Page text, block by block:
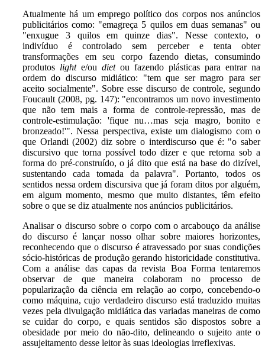
Atualmente há um emprego político dos corpos nos anúncios
publicitários como: "emagreça 5 quilos em duas semanas" ou
"enxugue 3 quilos em quinze dias". Nesse contexto, o
indivíduo é controlado sem perceber e tenta obter
transformações em seu corpo fazendo dietas, consumindo
produtos lighte/ou dietou fazendo plásticas para entrar na
ordem do discurso midiático: "tem que ser magro para ser
aceito socialmente". Sobre esse discurso de controle, segundo
Foucault (2008, pg. 147): "encontramos um novo investimento
que não tem mais a forma de controle-repressão, mas de
controle-estimulação: 'fique nu…mas seja magro, bonito e
bronzeado!'". Nessa perspectiva, existe um dialogismo com o
que Orlandi (2002) diz sobre o interdiscurso que é: "o saber
discursivo que torna possível todo dizer e que retorna sob a
forma do pré-construído, o já dito que está na base do dizível,
sustentando cada tomada da palavra". Portanto, todos os
sentidos nessa ordem discursiva que já foram ditos por alguém,
em algum momento, mesmo que muito distantes, têm efeito
sobre o que se diz atualmente nos anúncios publicitários.
Analisar o discurso sobre o corpo com o arcabouço da análise
do discurso é lançar nosso olhar sobre maiores horizontes,
reconhecendo que o discurso é atravessado por suas condições
sócio-históricas de produção gerando historicidade constitutiva.
Com a análise das capas da revista Boa Forma tentaremos
observar de que maneira colaboram no processo de
popularização da ciência em relação ao corpo, concebendo-o
como máquina, cujo verdadeiro discurso está traduzido muitas
vezes pela divulgação midiática das variadas maneiras de como
se cuidar do corpo, e quais sentidos são dispostos sobre a
obesidade por meio do não-dito, delineando o sujeito ante o
assujeitamento desse leitor às suas ideologias irreflexivas.